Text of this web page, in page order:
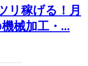
リ稼げる！月
械加工・...